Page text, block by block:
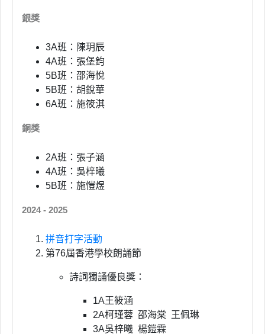
銀獎
3A班：陳玥辰
4A班：張堡鈞
5B班：邵海悅
5B班：胡銳華
6A班：施筱淇
銅獎
2A班：張子涵
4A班：吳梓曦
5B班：施愷煜
2024 - 2025
拼音打字活動
第76屆香港學校朗誦節
詩詞獨誦優良獎：
1A王筱涵
2A柯瑾蓉 邵海棠
王佩琳
3A吳梓曦 楊鎧霖